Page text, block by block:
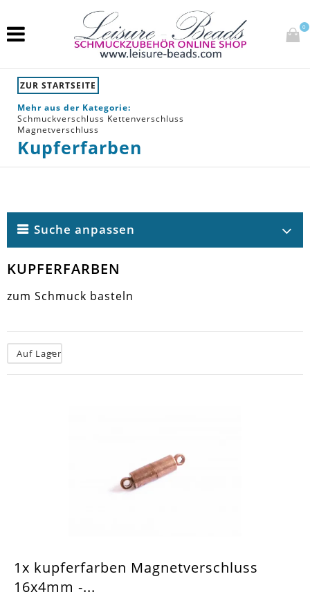
0
ZUR STARTSEITE
Mehr aus der Kategorie:
Schmuckverschluss Kettenverschluss
Magnetverschluss
Kupferfarben
Suche anpassen
KUPFERFARBEN
zum Schmuck basteln
Auf Lager
1x kupferfarben Magnetverschluss
16x4mm -...